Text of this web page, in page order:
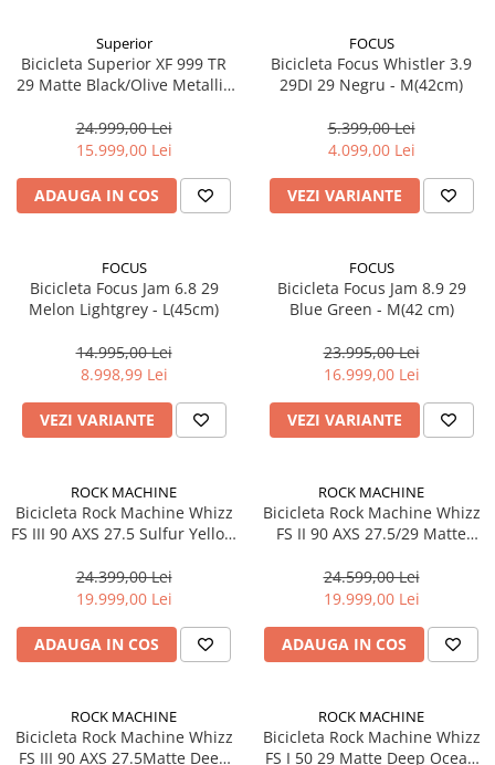
Frane pe disc
Frane pe janta
Accesorii frane bicicleta
Roti bicicleta
Butuci
Accesorii butuci
Jante bicicleta
Fond de janta
Tija sa bicicleta
Coliere si cleme sa
Foi angrenaj
Angrenaj pedalier
Butuci pedalieri
Brat pedalier
Schimbator de viteze bicicleta
Schimbatoare fata
Manete schimbator si frana
Manete frana bicicleta
Superior
Bicicleta Superior XF 999 TR
29 Matte Black/Olive Metallic
24.999,00 Lei
15.999,00 Lei
ADAUGA IN COS
FOCUS
Bicicleta Focus Whistler 3.9
29DI 29 Negru - M(42cm)
5.399,00 Lei
4.099,00 Lei
VEZI VARIANTE
FOCUS
Bicicleta Focus Jam 6.8 29
Melon Lightgrey - L(45cm)
14.995,00 Lei
8.998,99 Lei
VEZI VARIANTE
FOCUS
Bicicleta Focus Jam 8.9 29
Blue Green - M(42 cm)
23.995,00 Lei
16.999,00 Lei
VEZI VARIANTE
ROCK MACHINE
Bicicleta Rock Machine Whizz
FS III 90 AXS 27.5 Sulfur Yellow
24.399,00 Lei
19.999,00 Lei
ADAUGA IN COS
ROCK MACHINE
Bicicleta Rock Machine Whizz
FS II 90 AXS 27.5/29 Matte
24.599,00 Lei
19.999,00 Lei
ADAUGA IN COS
ROCK MACHINE
Bicicleta Rock Machine Whizz
FS III 90 AXS 27.5Matte Deep
ROCK MACHINE
Bicicleta Rock Machine Whizz
FS I 50 29 Matte Deep Ocean